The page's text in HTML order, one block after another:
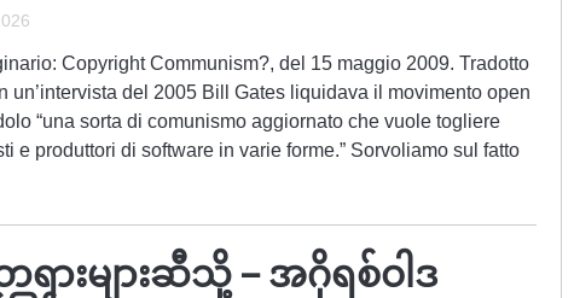
Copyright Communism?, del 15 maggio 2009. Tradotto
un’intervista del 2005 Bill Gates liquidava il movimento open
“una sorta di comunismo aggiornato che vuole togliere
e produttori di software in varie forme.” Sorvoliamo sul fatto
ားများဆီသို့ – အဂိုရစ်ဝါဒ